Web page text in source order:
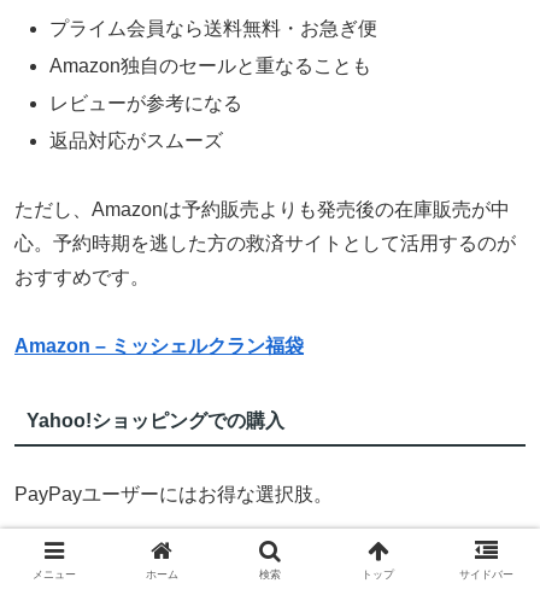
プライム会員なら送料無料・お急ぎ便
Amazon独自のセールと重なることも
レビューが参考になる
返品対応がスムーズ
ただし、Amazonは予約販売よりも発売後の在庫販売が中
心。予約時期を逃した方の救済サイトとして活用するのが
おすすめです。
Amazon – ミッシェルクラン福袋
Yahoo!ショッピングでの購入
PayPayユーザーにはお得な選択肢。
PayPayポイントが貯まる
メニュー ホーム 検索 トップ サイドバー